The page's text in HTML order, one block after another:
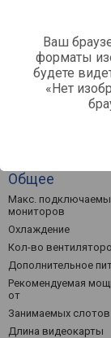
Ваш
форматы
будете
«Нет
Разъемы
Общее
Макс.
мониторов
Охлаждение
Кол-во
Дополнительное
Рекомендуемая
от
Занимаемых слотов
Длина видеокарты